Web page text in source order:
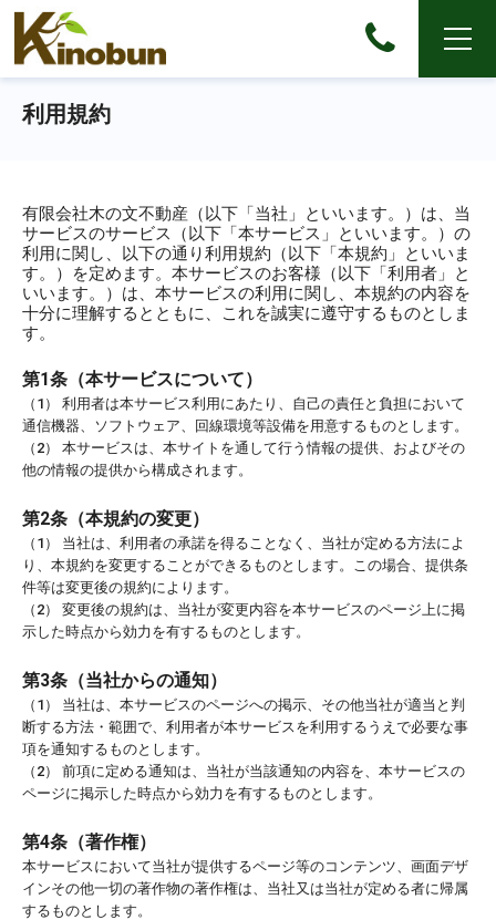
利用規約
有限会社木の文不動産（以下「当社」といいます。）は、当
サービスのサービス（以下「本サービス」といいます。）の
利用に関し、以下の通り利用規約（以下「本規約」といいま
す。）を定めます。本サービスのお客様（以下「利用者」と
いいます。）は、本サービスの利用に関し、本規約の内容を
十分に理解するとともに、これを誠実に遵守するものとしま
す。
第1条（本サービスについて）
（1） 利用者は本サービス利用にあたり、自己の責任と負担において
通信機器、ソフトウェア、回線環境等設備を用意するものとします。
（2） 本サービスは、本サイトを通して行う情報の提供、およびその
他の情報の提供から構成されます。
第2条（本規約の変更）
（1） 当社は、利用者の承諾を得ることなく、当社が定める方法によ
り、本規約を変更することができるものとします。この場合、提供条
件等は変更後の規約によります。
（2） 変更後の規約は、当社が変更内容を本サービスのページ上に掲
示した時点から効力を有するものとします。
第3条（当社からの通知）
（1） 当社は、本サービスのページへの掲示、その他当社が適当と判
断する方法・範囲で、利用者が本サービスを利用するうえで必要な事
項を通知するものとします。
（2） 前項に定める通知は、当社が当該通知の内容を、本サービスの
ページに掲示した時点から効力を有するものとします。
第4条（著作権）
本サービスにおいて当社が提供するページ等のコンテンツ、画面デザ
インその他一切の著作物の著作権は、当社又は当社が定める者に帰属
するものとします。